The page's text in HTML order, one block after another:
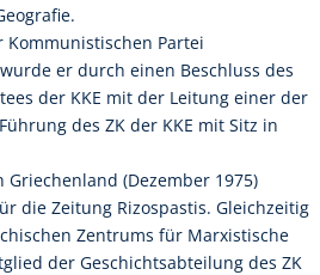
Partei
er durch einen Beschluss des
der KKE mit der Leitung einer der
des ZK der KKE mit Sitz in
Griechenland (Dezember 1975)
die Zeitung Rizospastis. Gleichzeitig
Zentrums für Marxistische
der Geschichtsabteilung des ZK